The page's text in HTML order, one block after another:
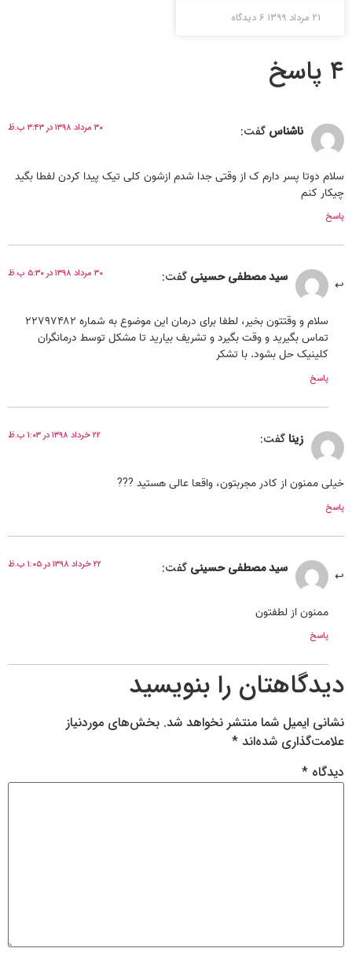
۲۱ مرداد ۱۳۹۹ ۶ دیدگاه
۴ پاسخ
ناشناس گفت: ۳۰ مرداد ۱۳۹۸ در ۳:۴۳ ب.ظ
سلام دوتا پسر دارم ک از وقتی جدا شدم ازشون کلی تیک پیدا کردن لفطا بگید
چیکار کنم
پاسخ
سید مصطفی حسینی گفت: ۳۰ مرداد ۱۳۹۸ در ۵:۳۰ ب.ظ
سلام و وقتتون بخیر، لطفا برای درمان این موضوع به شماره ۲۲۷۹۷۴۸۲
تماس بگیرید و وقت بگیرد و تشریف بیارید تا مشکل توسط درمانگران
کلینیک حل بشود. با تشکر
پاسخ
زیناگفت: ۲۲ خرداد ۱۳۹۸ در ۱:۰۳ ب.ظ
خیلی ممنون از کادر مجربتون، واقعا عالی هستید ???
پاسخ
سید مصطفی حسینی گفت: ۲۲ خرداد ۱۳۹۸ در ۱:۰۵ ب.ظ
ممنون از لطفتون
پاسخ
دیدگاهتان را بنویسید
نشانی ایمیل شما منتشر نخواهد شد. بخش‌های موردنیاز
علامت‌گذاری شده‌اند *
دیدگاه *